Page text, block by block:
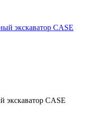
экскаватор CASE